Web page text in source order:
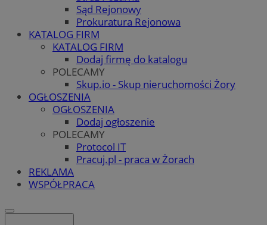
Sąd Rejonowy
Prokuratura Rejonowa
KATALOG FIRM
KATALOG FIRM
Dodaj firmę do katalogu
POLECAMY
Skup.io - Skup nieruchomości Żory
OGŁOSZENIA
OGŁOSZENIA
Dodaj ogłoszenie
POLECAMY
Protocol IT
Pracuj.pl - praca w Żorach
REKLAMA
WSPÓŁPRACA